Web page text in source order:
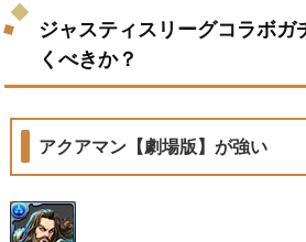
ジャスティスリーグコラボガ
くべきか？
アクアマン【劇場版】が強い